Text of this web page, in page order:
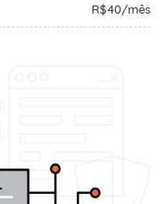
R$40/mês